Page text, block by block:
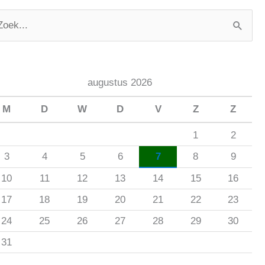
augustus 2026
M D W D V Z Z
1
2
3
4 5 6 7 8
9
10
11 12 13 14 15
16
17
18 19 20 21 22
23
24
25 26 27 28 29
30
31